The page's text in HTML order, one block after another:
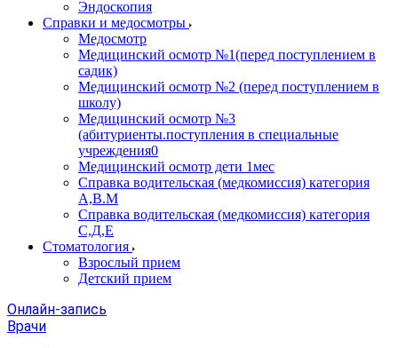
Эндоскопия
Справки и медосмотры
Медосмотр
Медицинский осмотр №1(перед поступлением в
садик)
Медицинский осмотр №2 (перед поступлением в
школу)
Медицинский осмотр №3
(абитуриенты.поступления в специальные
учреждения0
Медицинский осмотр дети 1мес
Справка водительская (медкомиссия) категория
А,В.М
Справка водительская (медкомиссия) категория
С,Д,Е
Стоматология
Взрослый прием
Детский прием
Онлайн-запись
Врачи